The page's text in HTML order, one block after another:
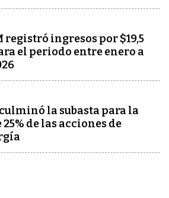
registró ingresos por $19,5
el periodo entre enero a
la subasta para la
de las acciones de